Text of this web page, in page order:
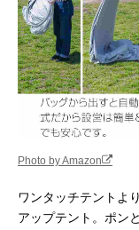
Photo by Amazon
ワンタッチテントよ
アップテント。ポン